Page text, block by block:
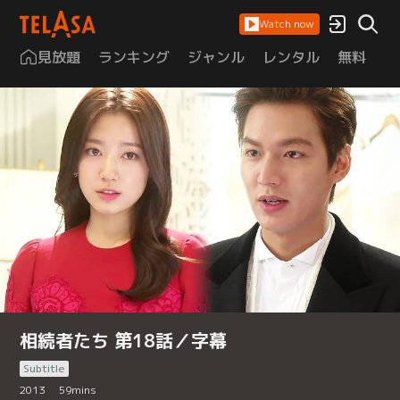
Watch now
見放題 ランキング ジャンル レンタル 無料
相続者たち 第18話／字幕
Subtitle
2013
59mins